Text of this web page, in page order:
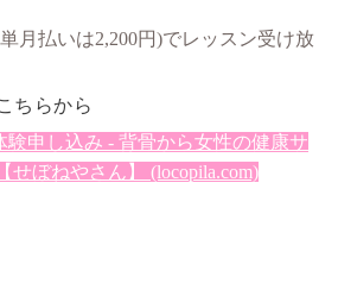
月払いは2,200円)でレッスン受け放
ちらから
験申し込み - 背骨から女性の健康サ
せぼねやさん】 (locopila.com)